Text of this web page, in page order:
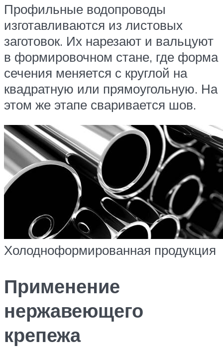
Профильные водопроводы
изготавливаются из листовых
заготовок. Их нарезают и вальцуют
в формировочном стане, где форма
сечения меняется с круглой на
квадратную или прямоугольную. На
этом же этапе сваривается шов.
Холодноформированная продукция
Применение
нержавеющего
крепежа